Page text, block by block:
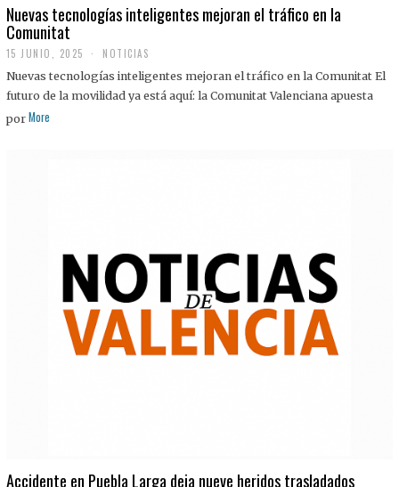
Nuevas tecnologías inteligentes mejoran el tráfico en la
Comunitat
15 JUNIO, 2025 NOTICIAS
Nuevas tecnologías inteligentes mejoran el tráfico en la Comunitat El
futuro de la movilidad ya está aquí: la Comunitat Valenciana apuesta
por More
Accidente en Puebla Larga deja nueve heridos trasladados